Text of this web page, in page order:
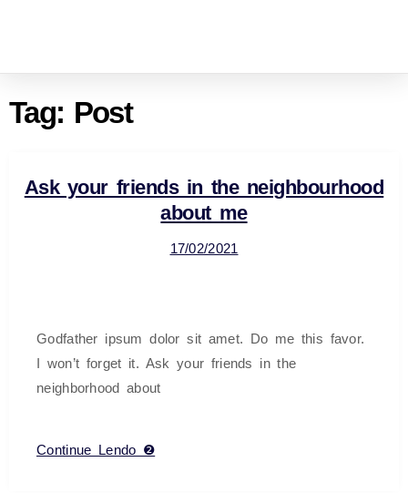
Tag: Post
Ask your friends in the neighbourhood
about me
17/02/2021
Godfather ipsum dolor sit amet. Do me this favor.
I won’t forget it. Ask your friends in the
neighborhood about
Continue Lendo ❷